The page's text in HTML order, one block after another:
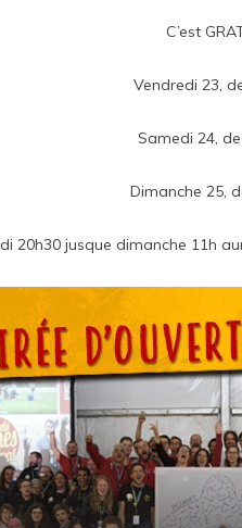
C’est
Vendredi 23,
Samedi 24,
Dimanche 25,
20h30 jusque dimanche 11h